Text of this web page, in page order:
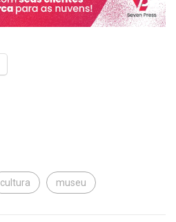
cultura museu